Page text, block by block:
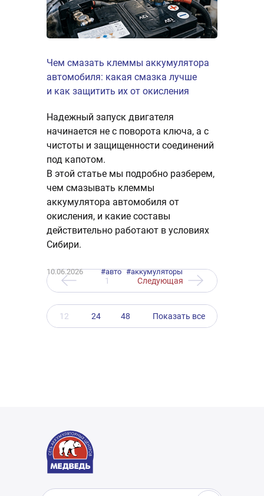
Чем смазать клеммы аккумулятора
автомобиля: какая смазка лучше
и как защитить их от окисления
Надежный запуск двигателя
начинается не с поворота ключа, а с
чистоты и защищенности соединений
под капотом.
В этой статье мы подробно разберем,
чем смазывать клеммы
аккумулятора автомобиля от
окисления, и какие составы
действительно работают в условиях
Сибири.
10.06.2026 #авто #аккумуляторы
1 Следующая
12 24 48 Показать все